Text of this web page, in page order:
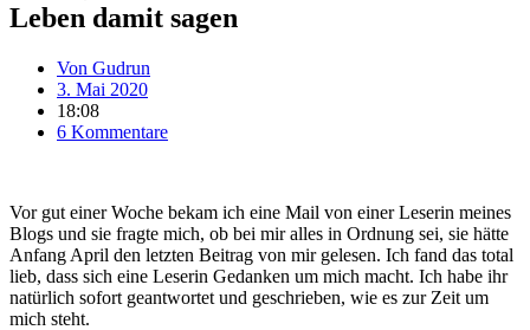
Leben damit sagen
Von Gudrun
3. Mai 2020
18:08
6 Kommentare
Vor gut einer Woche bekam ich eine Mail von einer Leserin meines
Blogs und sie fragte mich, ob bei mir alles in Ordnung sei, sie hätte
Anfang April den letzten Beitrag von mir gelesen. Ich fand das total
lieb, dass sich eine Leserin Gedanken um mich macht. Ich habe ihr
natürlich sofort geantwortet und geschrieben, wie es zur Zeit um
mich steht.